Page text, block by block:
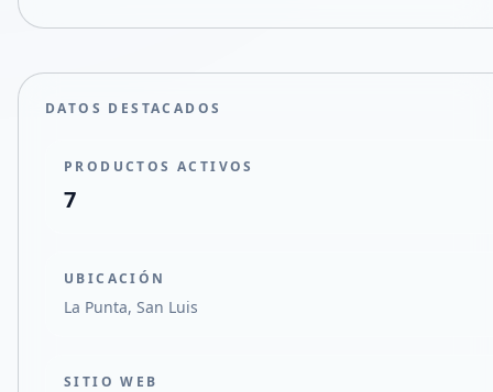
DATOS DESTACADOS
PRODUCTOS ACTIVOS
7
UBICACIÓN
La Punta, San Luis
SITIO WEB